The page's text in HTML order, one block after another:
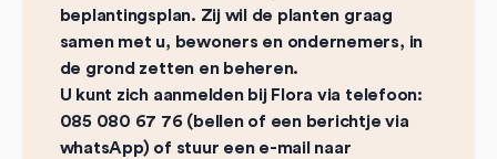
beplantingsplan. Zij wil de planten graag
samen met u, bewoners en ondernemers, in
de grond zetten en beheren.
U kunt zich aanmelden bij Flora via telefoon:
085 080 67 76 (bellen of een berichtje via
whatsApp) of stuur een e-mail naar